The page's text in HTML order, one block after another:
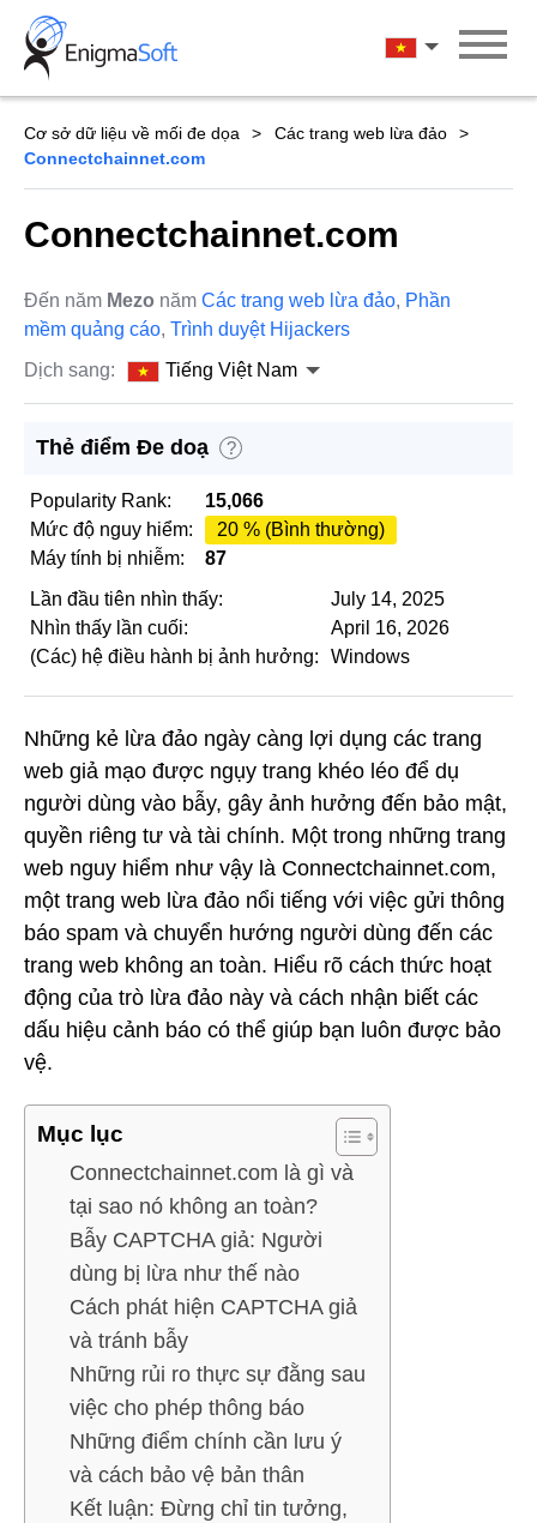
Skip
content
Tiếng Việt
Cơ sở dữ liệu về mối đe dọa
Các trang web lừa đảo
Connectchainnet.com
Connectchainnet.com
Đến năm Mezo năm Các trang web lừa đảo, Phần
mềm quảng cáo, Trình duyệt Hijackers
Dịch sang:
Tiếng Việt Nam
Thẻ điểm Đe doạ ?
Popularity Rank:
15,066
Mức độ nguy hiểm:
20 % (Bình thường)
Máy tính bị nhiễm:
87
Lần đầu tiên nhìn thấy:
July 14, 2025
Nhìn thấy lần cuối:
April 16, 2026
(Các) hệ điều hành bị ảnh hưởng:
Windows
Những kẻ lừa đảo ngày càng lợi dụng các trang
web giả mạo được ngụy trang khéo léo để dụ
người dùng vào bẫy, gây ảnh hưởng đến bảo mật,
quyền riêng tư và tài chính. Một trong những trang
web nguy hiểm như vậy là Connectchainnet.com,
một trang web lừa đảo nổi tiếng với việc gửi thông
báo spam và chuyển hướng người dùng đến các
trang web không an toàn. Hiểu rõ cách thức hoạt
động của trò lừa đảo này và cách nhận biết các
dấu hiệu cảnh báo có thể giúp bạn luôn được bảo
vệ.
Mục lục
Connectchainnet.com là gì và
tại sao nó không an toàn?
Bẫy CAPTCHA giả: Người
dùng bị lừa như thế nào
Cách phát hiện CAPTCHA giả
và tránh bẫy
Những rủi ro thực sự đằng sau
việc cho phép thông báo
Những điểm chính cần lưu ý
và cách bảo vệ bản thân
Kết luận: Đừng chỉ tin tưởng,